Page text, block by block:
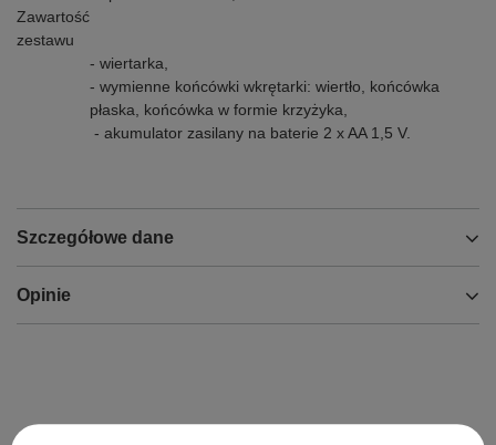
Zawartość
zestawu
- wiertarka,
- wymienne końcówki wkrętarki: wiertło, końcówka
płaska, końcówka w formie krzyżyka,
- akumulator zasilany na baterie 2 x AA 1,5 V.
Szczegółowe dane
Opinie